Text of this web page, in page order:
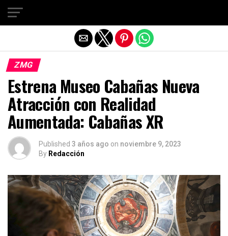
ZMG
Estrena Museo Cabañas Nueva
Atracción con Realidad
Aumentada: Cabañas XR
Published 3 años ago on noviembre 9, 2023
By Redacción